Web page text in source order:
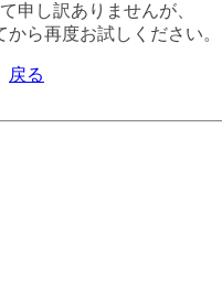
申し訳ありませんが、
ら再度お試しください。
戻る